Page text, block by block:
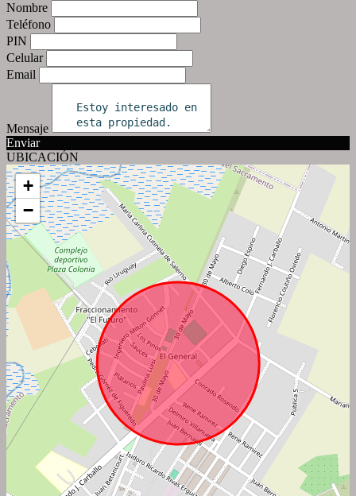
Nombre
Teléfono
PIN
Celular
Email
Mensaje
Enviar
UBICACIÓN
+
−